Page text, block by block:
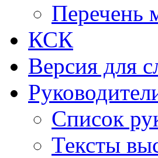
Перечень
КСК
Версия для
Список
Тексты